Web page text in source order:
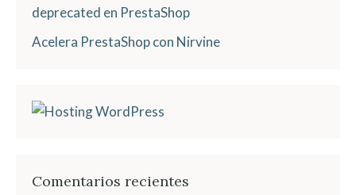
deprecated en PrestaShop
Acelera PrestaShop con Nirvine
Comentarios recientes